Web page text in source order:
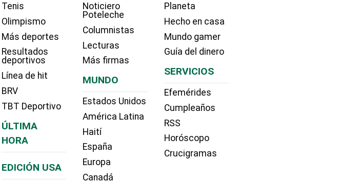
Tenis
Olimpismo
Más deportes
Resultados
deportivos
Línea de hit
BRV
TBT Deportivo
ÚLTIMA
HORA
EDICIÓN USA
Noticiero
Poteleche
Columnistas
Lecturas
Más firmas
MUNDO
Estados Unidos
América Latina
Haití
España
Europa
Canadá
Planeta
Hecho en casa
Mundo gamer
Guía del dinero
SERVICIOS
Efemérides
Cumpleaños
RSS
Horóscopo
Crucigramas